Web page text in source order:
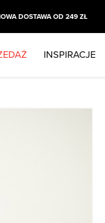
DOSTAWA OD 249 ZŁ
INSPIRACJE